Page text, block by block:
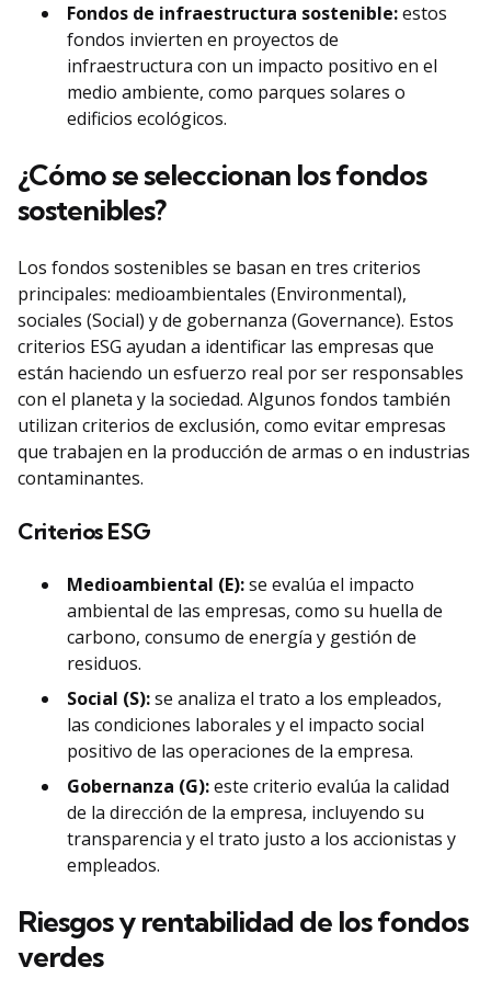
Fondos de infraestructura sostenible:estos
fondos invierten en proyectos de
infraestructura con un impacto positivo en el
medio ambiente, como parques solares o
edificios ecológicos.
¿Cómo se seleccionan los fondos
sostenibles?
Los fondos sostenibles se basan en tres criterios
principales: medioambientales (Environmental),
sociales (Social) y de gobernanza (Governance). Estos
criterios ESG ayudan a identificar las empresas que
están haciendo un esfuerzo real por ser responsables
con el planeta y la sociedad. Algunos fondos también
utilizan criterios de exclusión, como evitar empresas
que trabajen en la producción de armas o en industrias
contaminantes.
Criterios ESG
Medioambiental (E):se evalúa el impacto
ambiental de las empresas, como su huella de
carbono, consumo de energía y gestión de
residuos.
Social (S):se analiza el trato a los empleados,
las condiciones laborales y el impacto social
positivo de las operaciones de la empresa.
Gobernanza (G):este criterio evalúa la calidad
de la dirección de la empresa, incluyendo su
transparencia y el trato justo a los accionistas y
empleados.
Riesgos y rentabilidad de los fondos
verdes